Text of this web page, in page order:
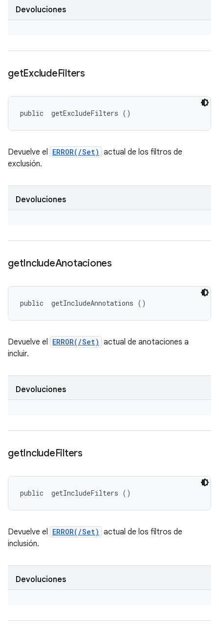
Devoluciones
getExcludeFilters
public getExcludeFilters ()
Devuelve el ERROR(/Set) actual de los filtros de
exclusión.
Devoluciones
getIncludeAnotaciones
public getIncludeAnnotations ()
Devuelve el ERROR(/Set) actual de anotaciones a
incluir.
Devoluciones
getIncludeFilters
public getIncludeFilters ()
Devuelve el ERROR(/Set) actual de los filtros de
inclusión.
Devoluciones